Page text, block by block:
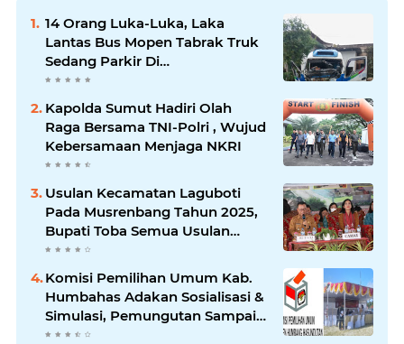
14 Orang Luka-Luka, Laka
Lantas Bus Mopen Tabrak Truk
Sedang Parkir Di
Siborongborong
Kapolda Sumut Hadiri Olah
Raga Bersama TNI-Polri , Wujud
Kebersamaan Menjaga NKRI
Usulan Kecamatan Laguboti
Pada Musrenbang Tahun 2025,
Bupati Toba Semua Usulan
Harus Mendukung
Komisi Pemilihan Umum Kab.
Humbahas Adakan Sosialisasi &
Simulasi, Pemungutan Sampai
Rekapitulasi Suara.